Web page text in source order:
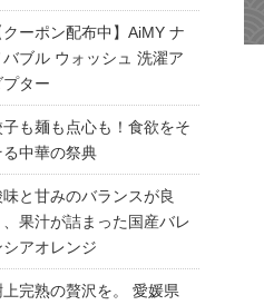
クーポン配布中】AiMY ナ
バブル ウォッシュ 洗濯ア
プター
子も麺も点心も！食欲をそ
る中華の祭典
味と甘みのバランスが良
、果汁が詰まった国産バレ
シアオレンジ
上完熟の贅沢を。 愛媛県